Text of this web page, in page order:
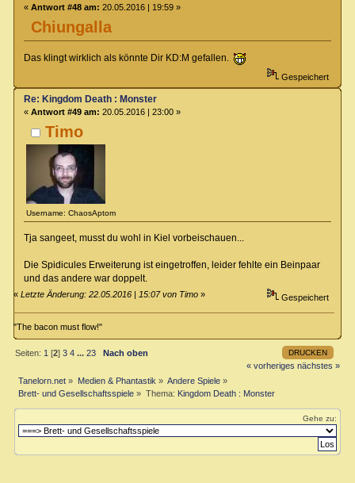
Chiungalla
« Antwort #48 am: 20.05.2016 | 19:59 »
Das klingt wirklich als könnte Dir KD:M gefallen.
Gespeichert
Timo
Username: ChaosAptom
Re: Kingdom Death : Monster
« Antwort #49 am: 20.05.2016 | 23:00 »
Tja sangeet, musst du wohl in Kiel vorbeischauen...
Die Spidicules Erweiterung ist eingetroffen, leider fehlte ein Beinpaar
und das andere war doppelt.
«Letzte Änderung: 22.05.2016 | 15:07 von Timo » Gespeichert
"The bacon must flow!"
DRUCKEN
Seiten:1 [2]3 4 ...23
Nach oben
« vorheriges nächstes »
Tanelorn.net » Medien & Phantastik » Andere Spiele »
Brett- und Gesellschaftsspiele » Thema: Kingdom Death : Monster
Gehe zu: